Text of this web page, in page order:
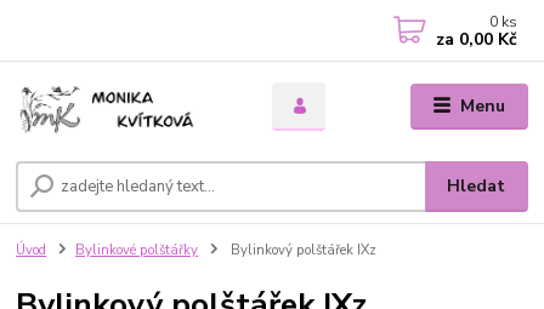
Menu
Hledat
0 ks
za 0,00 Kč
Úvod Bylinkové polštářky Bylinkový polštářek IXz